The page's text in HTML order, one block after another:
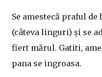
Se amestecă praful
(câteva linguri) și se
fiert mărul. Gatiti,
pana se ingroasa.